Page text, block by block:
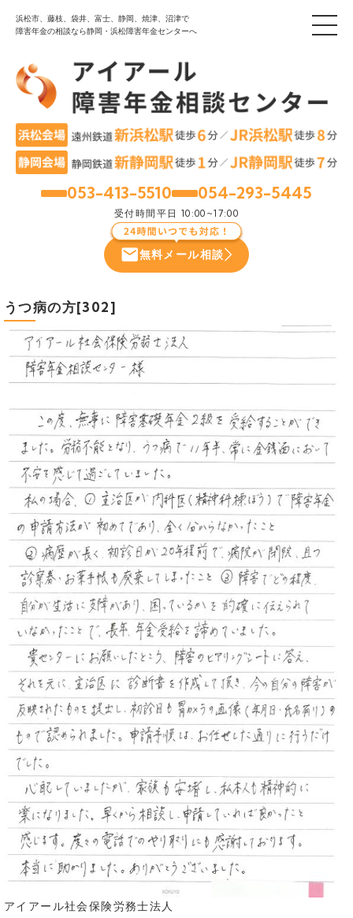
浜松市、藤枝、袋井、富士、静岡、焼津、沼津で
障害年金の相談なら静岡・浜松障害年金センターへ
053-413-5510 054-293-5445
受付時間 平日 10:00~17:00
無料メール相談
うつ病の方[302]
アイアール社会保険労務士法人